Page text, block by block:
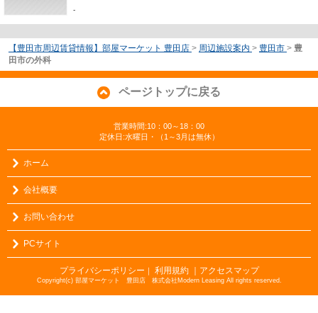
-
【豊田市周辺賃貸情報】部屋マーケット 豊田店 > 周辺施設案内 > 豊田市 > 豊
田市の外科
ページトップに戻る
営業時間:10：00～18：00
定休日:水曜日・（1～3月は無休）
ホーム
会社概要
お問い合わせ
PCサイト
プライバシーポリシー ｜ 利用規約 ｜アクセスマップ
Copyright(c) 部屋マーケット 豊田店 株式会社Modern Leasing All rights reserved.